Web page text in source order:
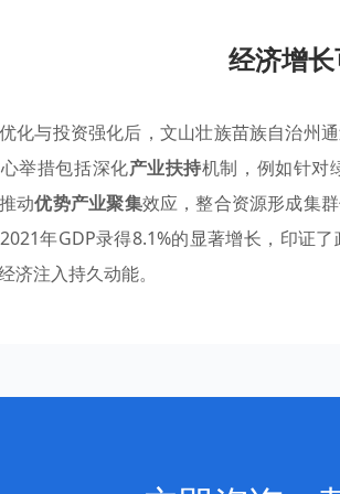
经济增
化与投资强化后，文山壮族苗族自治州
举措包括深化产业扶持机制，例如针对
动优势产业聚集效应，整合资源形成集
年GDP录得8.1%的显著增长，印证
济注入持久动能。